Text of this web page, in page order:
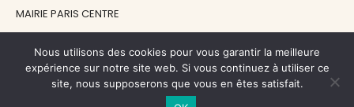
MAIRIE PARIS CENTRE
FONDATION JAN MICHALSKI
© 1998 - 2026, ENT'REVUES
Nous utilisons des cookies pour vous garantir la meilleure
expérience sur notre site web. Si vous continuez à utiliser ce
site, nous supposerons que vous en êtes satisfait.